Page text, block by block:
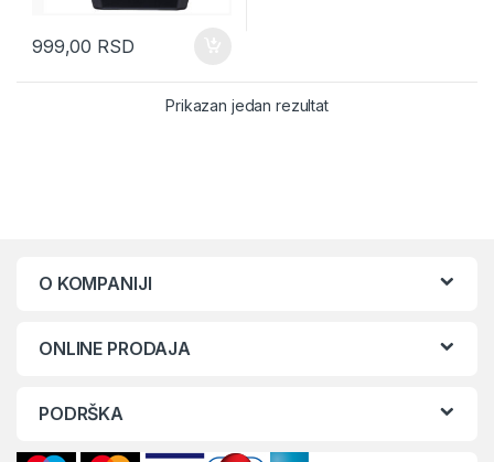
999,00 RSD
Prikazan jedan rezultat
O KOMPANIJI
ONLINE PRODAJA
PODRŠKA